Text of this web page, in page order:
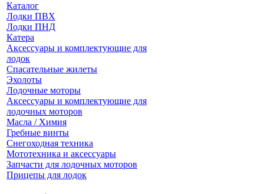
Каталог
Лодки ПВХ
Лодки ПНД
Катера
Аксессуары и комплектующие для
лодок
Спасательные жилеты
Эхолоты
Лодочные моторы
Аксессуары и комплектующие для
лодочных моторов
Масла / Химия
Гребные винты
Снегоходная техника
Мототехника и аксессуары
Запчасти для лодочных моторов
Прицепы для лодок